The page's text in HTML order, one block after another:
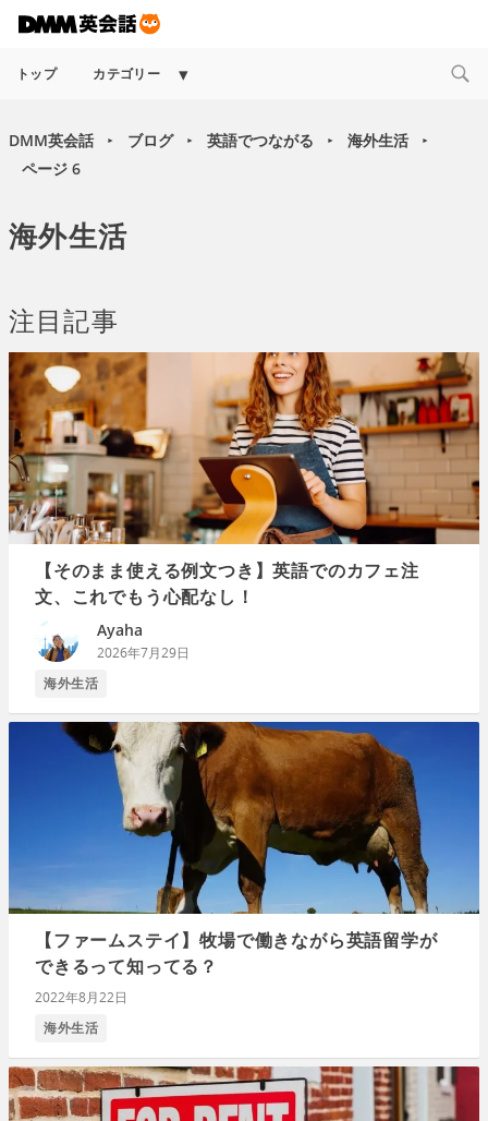
トップ カテゴリー
DMM英会話 ► ブログ ► 英語でつながる ► 海外生活 ►
ページ 6
海外生活
注目記事
【そのまま使える例文つき】英語でのカフェ注
文、これでもう心配なし！
Ayaha
2026年7月29日
海外生活
【ファームステイ】牧場で働きながら英語留学が
できるって知ってる？
2022年8月22日
海外生活